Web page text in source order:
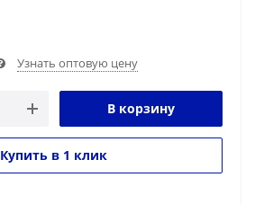
Узнать оптовую цену
В корзину
Купить в 1 клик